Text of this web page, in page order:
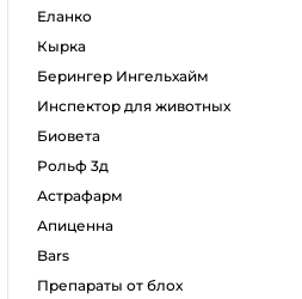
Еланко
Кырка
Берингер Ингельхайм
Инспектор для животных
Биовета
Рольф 3д
Астрафарм
Апиценна
Bars
Препараты от блох